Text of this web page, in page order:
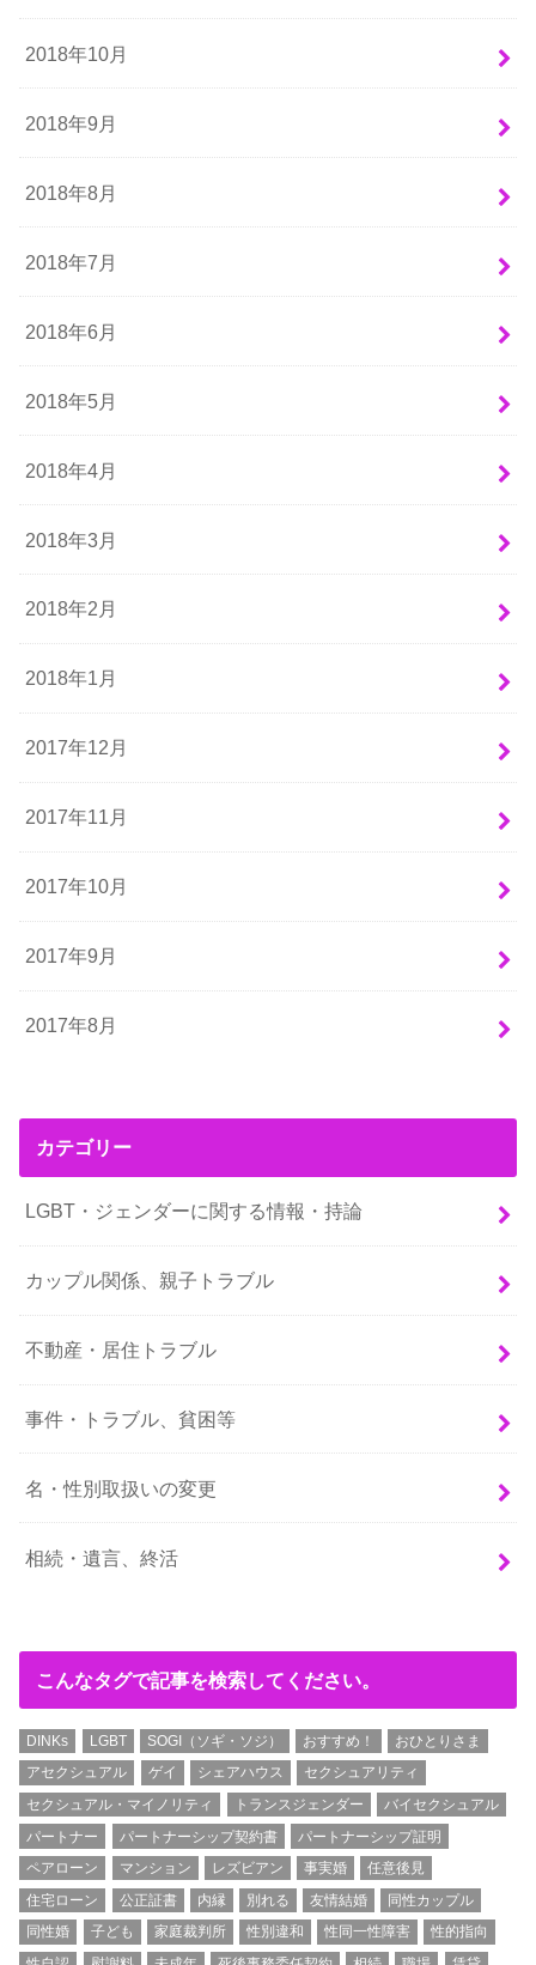
2018年10月
2018年9月
2018年8月
2018年7月
2018年6月
2018年5月
2018年4月
2018年3月
2018年2月
2018年1月
2017年12月
2017年11月
2017年10月
2017年9月
2017年8月
カテゴリー
LGBT・ジェンダーに関する情報・持論
カップル関係、親子トラブル
不動産・居住トラブル
事件・トラブル、貧困等
名・性別取扱いの変更
相続・遺言、終活
こんなタグで記事を検索してください。
DINKs LGBT SOGI（ソギ・ソジ） おすすめ！
おひとりさま
アセクシュアル
ゲイ シェアハウス
セクシュアリティ
セクシュアル・マイノリティ
トランスジェンダー
バイセクシュアル
パートナー
パートナーシップ契約書
パートナーシップ証明
ペアローン
マンション レズビアン 事実婚
任意後見
住宅ローン
公正証書 内縁 別れる 友情結婚
同性カップル
同性婚
子ども 家庭裁判所 性別違和 性同一性障害
性的指向